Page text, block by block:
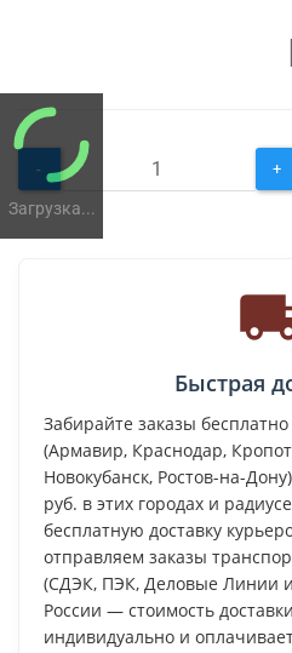
Загрузка...
- +
Быстрая
Забирайте заказы
(Армавир, Краснодар,
Новокубанск, Ростов-на-
руб. в этих городах и
бесплатную доставку
отправляем заказы
(СДЭК, ПЭК, Деловые Линии
России — стоимость
индивидуально и